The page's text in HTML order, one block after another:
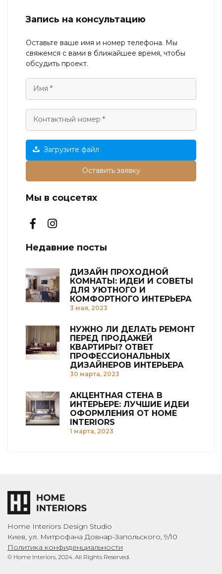
Запись на консультацию
Оставьте ваше имя и номер телефона. Мы
свяжемся с вами в ближайшее время, чтобы
обсудить проект.
Загрузите файл
Оставить заявку
Мы в соцсетях
Недавние посты
ДИЗАЙН ПРОХОДНОЙ
КОМНАТЫ: ИДЕИ И СОВЕТЫ
ДЛЯ УЮТНОГО И
КОМФОРТНОГО ИНТЕРЬЕРА
3 мая, 2023
НУЖНО ЛИ ДЕЛАТЬ РЕМОНТ
ПЕРЕД ПРОДАЖЕЙ
КВАРТИРЫ? ОТВЕТ
ПРОФЕССИОНАЛЬНЫХ
ДИЗАЙНЕРОВ ИНТЕРЬЕРА
30 марта, 2023
АКЦЕНТНАЯ СТЕНА В
ИНТЕРЬЕРЕ: ЛУЧШИЕ ИДЕИ
ОФОРМЛЕНИЯ ОТ HOME
INTERIORS
1 марта, 2023
Home Interiors Design Studio
Киев, ул. Митрофана Довнар-Запольского, 9/10
Политика конфиденциальности
© Home Interiors, 2024. All Rights Reserved.